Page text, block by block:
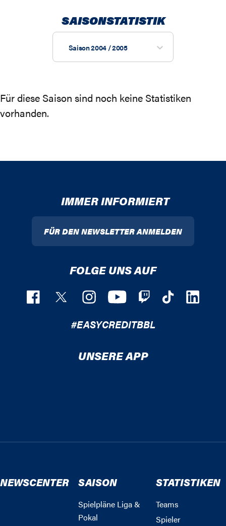
SAISONSTATISTIK
Saison 2004 / 2005
Für diese Saison sind noch keine Statistiken
vorhanden.
IMMER INFORMIERT
FÜR DEN NEWSLETTER ANMELDEN
FOLGE UNS AUF
#EASYCREDITBBL
UNSERE APP
NEWSCENTER SAISON
Spielpläne Liga &
Pokal
STATISTIKEN
Teams
Spieler